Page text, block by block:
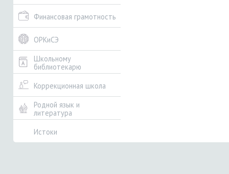
Финансовая грамотность
ОРКиСЭ
Школьному
библиотекарю
Коррекционная школа
Родной язык и
литература
Истоки